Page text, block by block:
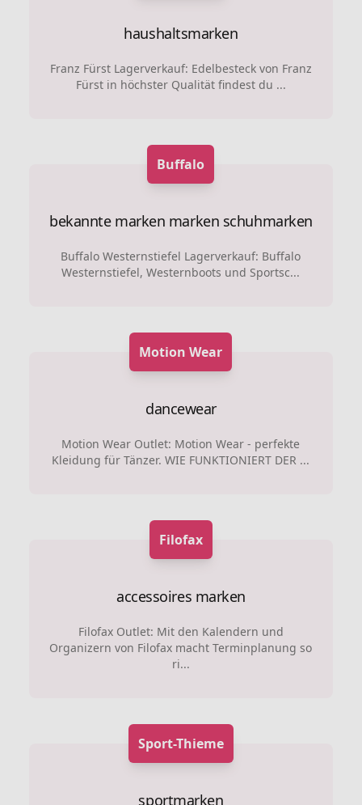
haushaltsmarken
Franz Fürst Lagerverkauf: Edelbesteck von Franz
Fürst in höchster Qualität findest du ...
Buffalo
bekannte marken marken schuhmarken
Buffalo Westernstiefel Lagerverkauf: Buffalo
Westernstiefel, Westernboots und Sportsc...
Motion Wear
dancewear
Motion Wear Outlet: Motion Wear - perfekte
Kleidung für Tänzer. WIE FUNKTIONIERT DER ...
Filofax
accessoires marken
Filofax Outlet: Mit den Kalendern und
Organizern von Filofax macht Terminplanung so
ri...
Sport-Thieme
sportmarken